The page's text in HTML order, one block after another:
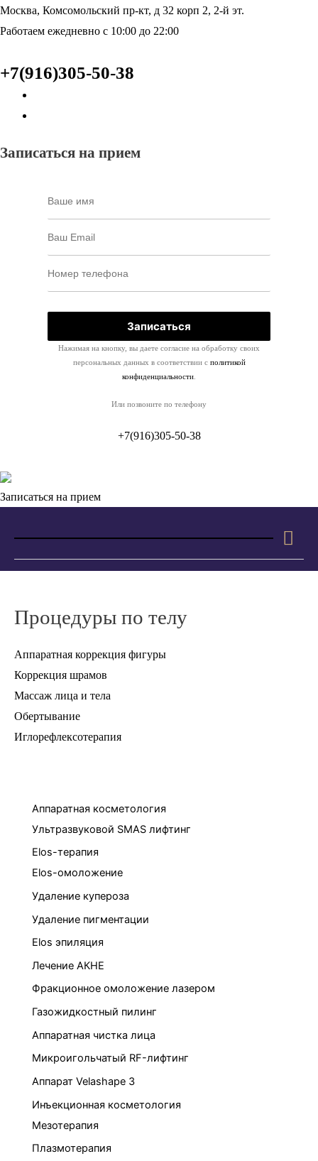
Москва, Комсомольский пр-кт, д 32 корп 2, 2-й эт.
Работаем ежедневно с 10:00 до 22:00
+7(916)305-50-38
Записаться на прием
Нажимая на кнопку, вы даете согласие на обработку своих
персональных данных в соответствии с политикой
конфиденциальности
Или позвоните по телефону
+7(916)305-50-38
Записаться на прием
Аппаратная косметология
Ультразвуковой SMAS лифтинг
Elos-терапия
Elos-омоложение
Удаление купероза
Удаление пигментации
Elos эпиляция
Лечение АКНЕ
Фракционное омоложение лазером
Газожидкостный пилинг
Аппаратная чистка лица
Микроигольчатый RF-лифтинг
Аппарат Velashape 3
Инъекционная косметология
Мезотерапия
Плазмотерапия
Процедуры по телу
Аппаратная коррекция фигуры
Коррекция шрамов
Массаж лица и тела
Обертывание
Иглорефлексотерапия